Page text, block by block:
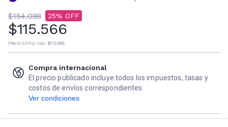
$154.088 25
$115.566
Precio s/imp. nac. $115.566
Compra internacional
El precio publicado incluye todos los impuestos, tasas y
costos de envíos correspondientes
Ver condiciones